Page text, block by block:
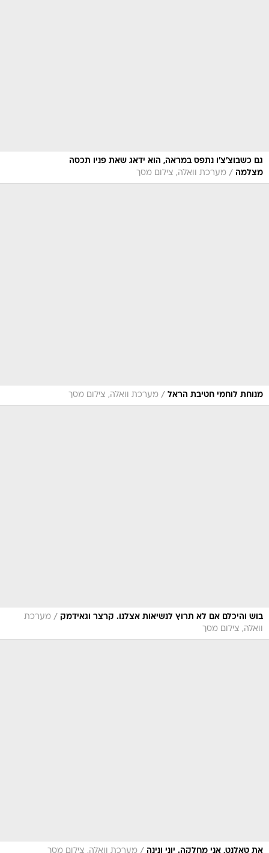
גם כשבוצ'צ'ו נתפס במראה, הוא ידאג שאת פניו תכסה
מצלמה / מערכת וואלה, צילום מסך
מנוחת לוחמי חטיבת הראל / מערכת וואלה, צילום מסך
בוש והיכלם אם לא תרוץ לנשיאות אצלנו. קרצר וגאידמק / מערכת
וואלה, צילום מסך
את טאלנט, אני מחלקה. יוני ונינה מערכת וואלה, צילום מסך